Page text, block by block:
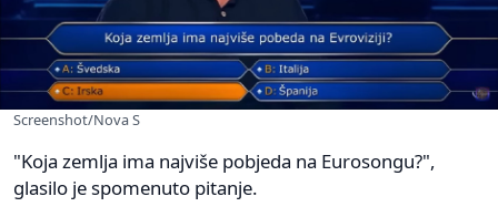
Screenshot/Nova S
"Koja zemlja ima najviše pobjeda na Eurosongu?",
glasilo je spomenuto pitanje.